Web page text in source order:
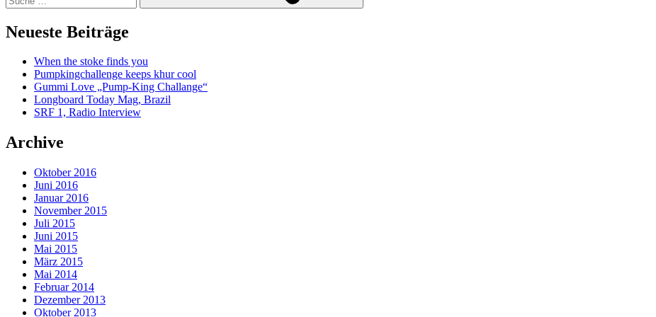
Neueste Beiträge
When the stoke finds you
Pumpkingchallenge keeps khur cool
Gummi Love „Pump-King Challange“
Longboard Today Mag, Brazil
SRF 1, Radio Interview
Archive
Oktober 2016
Juni 2016
Januar 2016
November 2015
Juli 2015
Juni 2015
Mai 2015
März 2015
Mai 2014
Februar 2014
Dezember 2013
Oktober 2013